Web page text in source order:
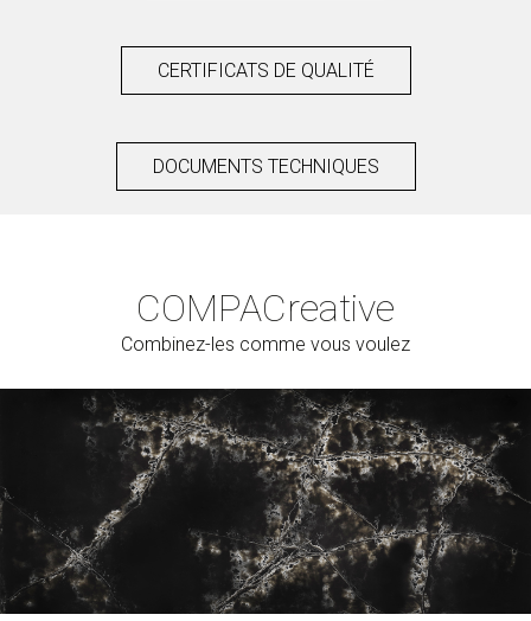
CERTIFICATS DE QUALITÉ
DOCUMENTS TECHNIQUES
COMPACreative
Combinez-les comme vous voulez